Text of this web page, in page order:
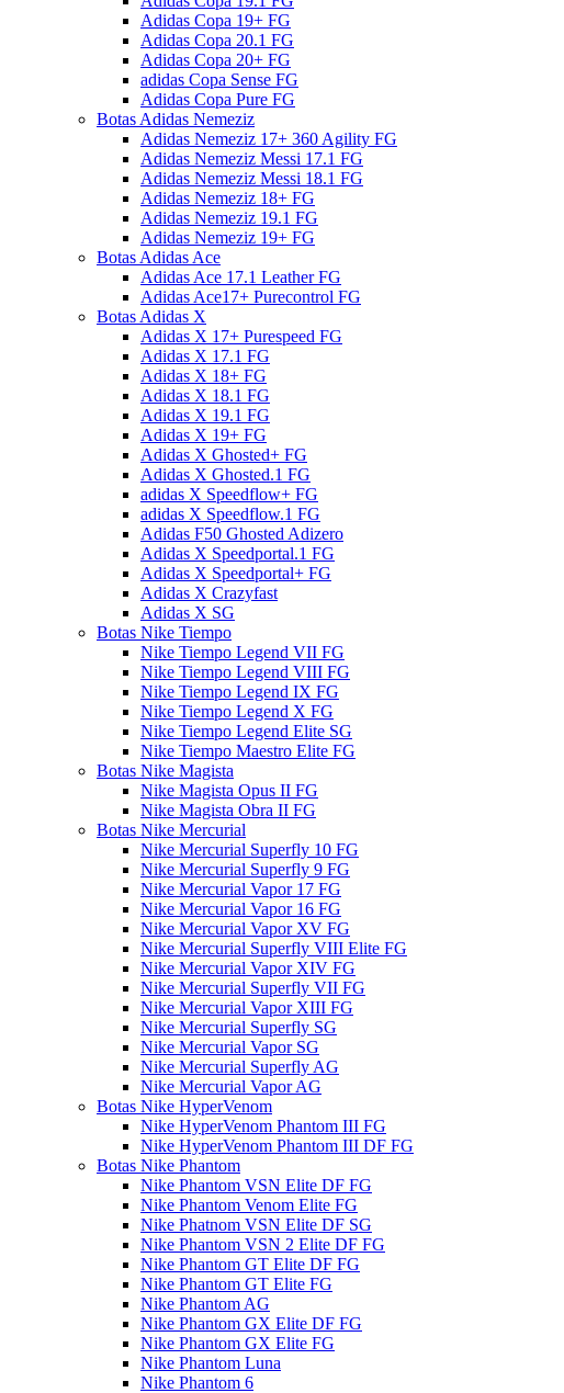
Adidas Copa 19+ FG
Adidas Copa 20.1 FG
Adidas Copa 20+ FG
adidas Copa Sense FG
Adidas Copa Pure FG
Botas Adidas Nemeziz
Adidas Nemeziz 17+ 360 Agility FG
Adidas Nemeziz Messi 17.1 FG
Adidas Nemeziz Messi 18.1 FG
Adidas Nemeziz 18+ FG
Adidas Nemeziz 19.1 FG
Adidas Nemeziz 19+ FG
Botas Adidas Ace
Adidas Ace 17.1 Leather FG
Adidas Ace17+ Purecontrol FG
Botas Adidas X
Adidas X 17+ Purespeed FG
Adidas X 17.1 FG
Adidas X 18+ FG
Adidas X 18.1 FG
Adidas X 19.1 FG
Adidas X 19+ FG
Adidas X Ghosted+ FG
Adidas X Ghosted.1 FG
adidas X Speedflow+ FG
adidas X Speedflow.1 FG
Adidas F50 Ghosted Adizero
Adidas X Speedportal.1 FG
Adidas X Speedportal+ FG
Adidas X Crazyfast
Adidas X SG
Botas Nike Tiempo
Nike Tiempo Legend VII FG
Nike Tiempo Legend VIII FG
Nike Tiempo Legend IX FG
Nike Tiempo Legend X FG
Nike Tiempo Legend Elite SG
Nike Tiempo Maestro Elite FG
Botas Nike Magista
Nike Magista Opus II FG
Nike Magista Obra II FG
Botas Nike Mercurial
Nike Mercurial Superfly 10 FG
Nike Mercurial Superfly 9 FG
Nike Mercurial Vapor 17 FG
Nike Mercurial Vapor 16 FG
Nike Mercurial Vapor XV FG
Nike Mercurial Superfly VIII Elite FG
Nike Mercurial Vapor XIV FG
Nike Mercurial Superfly VII FG
Nike Mercurial Vapor XIII FG
Nike Mercurial Superfly SG
Nike Mercurial Vapor SG
Nike Mercurial Superfly AG
Nike Mercurial Vapor AG
Botas Nike HyperVenom
Nike HyperVenom Phantom III FG
Nike HyperVenom Phantom III DF FG
Botas Nike Phantom
Nike Phantom VSN Elite DF FG
Nike Phantom Venom Elite FG
Nike Phatnom VSN Elite DF SG
Nike Phantom VSN 2 Elite DF FG
Nike Phantom GT Elite DF FG
Nike Phantom GT Elite FG
Nike Phantom AG
Nike Phantom GX Elite DF FG
Nike Phantom GX Elite FG
Nike Phantom Luna
Nike Phantom 6